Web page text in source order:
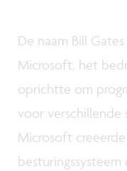
De naam Bill
Microsoft, het
oprichtte om
voor verschillende
Microsoft